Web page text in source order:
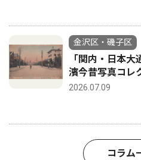
金沢区・磯子区
「関内・日本
濱今昔写真コレ
2026.07.09
コラム